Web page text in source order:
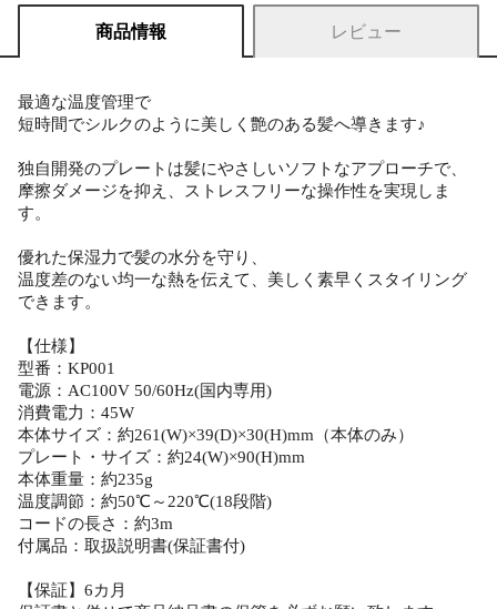
商品情報 レビュー
最適な温度管理で
短時間でシルクのように美しく艶のある髪へ導きます♪
独自開発のプレートは髪にやさしいソフトなアプローチで、
摩擦ダメージを抑え、ストレスフリーな操作性を実現しま
す。
優れた保湿力で髪の水分を守り、
温度差のない均一な熱を伝えて、美しく素早くスタイリング
できます。
【仕様】
型番：KP001
電源：AC100V 50/60Hz(国内専用)
消費電力：45W
本体サイズ：約261(W)×39(D)×30(H)mm（本体のみ）
プレート・サイズ：約24(W)×90(H)mm
本体重量：約235g
温度調節：約50℃～220℃(18段階)
コードの長さ：約3m
付属品：取扱説明書(保証書付)
【保証】6カ月